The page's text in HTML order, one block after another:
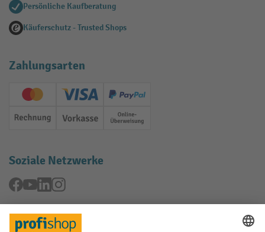
Persönliche Kaufberatung
Käuferschutz - Trusted Shops
Zahlungsarten
Creditcard (Master)Creditcard (Visa)
PayPal
Rechnung Vorkasse Online-Überweisung
Soziale Netzwerke
Facebook
YouTubeLinkedInInstagram
Rücknahme-Services